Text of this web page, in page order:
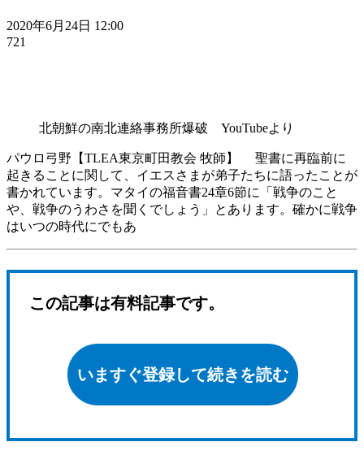
2020年6月24日 12:00
721
北朝鮮の南北連絡事務所爆破 YouTubeより
パウロ弓野【TLEA東京町田教会 牧師】 聖書に再臨前に
起きることに関して、イエスさまが弟子たちに語ったことが
書かれています。マタイの福音書24章6節に「戦争のこと
や、戦争のうわさを聞くでしょう」とあります。確かに戦争
はいつの時代にでもあ
この記事は有料記事です。
いますぐ登録して続きを読む